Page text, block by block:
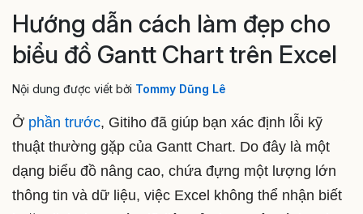
Hướng dẫn cách làm đẹp cho
biểu đồ Gantt Chart trên Excel
Nội dung được viết bởi Tommy Dũng Lê
Ở phần trước, Gitiho đã giúp bạn xác định lỗi kỹ
thuật thường gặp của Gantt Chart. Do đây là một
dạng biểu đồ nâng cao, chứa đựng một lượng lớn
thông tin và dữ liệu, việc Excel không thể nhận biết